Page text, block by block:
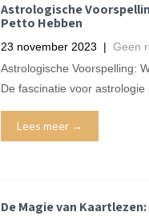
Astrologische
Petto Hebben
23 november 2023 | Geen
Astrologische Voorspelling:
De fascinatie voor
Lees meer →
De Magie van